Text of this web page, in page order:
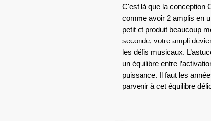
C'est là que la conception
comme avoir 2 amplis en
petit et produit beaucoup
seconde, votre ampli
les défis musicaux.
un équilibre entre
puissance. Il faut les
parvenir à cet équilibre